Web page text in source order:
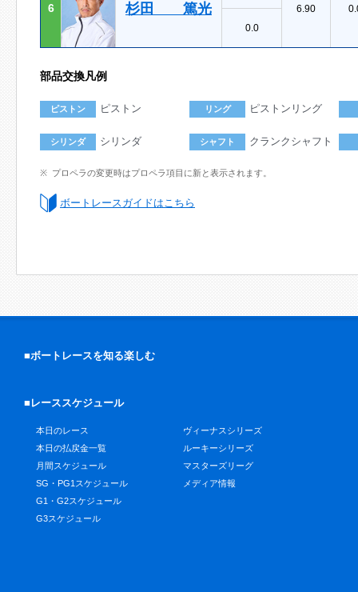
6 杉田 篤光
6.90
0.0
部品交換凡例
ピストン ピストン リング ピストンリング
シリンダ シリンダ シャフト クランクシャフト
プロペラの変更時はプロペラ項目に新と表示されます。
ボートレースガイドはこちら
■ボートレースを知る楽しむ
■レーススケジュール
本日のレース
本日の払戻金一覧
月間スケジュール
SG・PG1スケジュール
G1・G2スケジュール
G3スケジュール
ヴィーナスシリーズ
ルーキーシリーズ
マスターズリーグ
メディア情報